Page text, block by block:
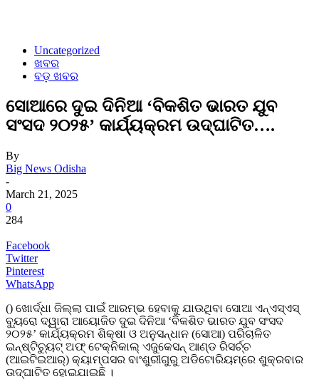
Uncategorized
ଖବର
ବଡ଼ ଖବର
ସୋଆରେ ଦୁଇ ଦିନିଆ ‘ବିକଶିତ ଭାରତ ଯୁବ
ସଂସଦ ୨୦୨୫’ କାର୍ଯ୍ୟକ୍ରମ ଉଦ୍‌ଘାଟିତ….
By
Big News Odisha
-
March 21, 2025
0
284
Facebook
Twitter
Pinterest
WhatsApp
() ଖୋର୍ଦ୍ଧା ଜିଲ୍ଲା ପାଇଁ ଆରମ୍ଭ ହେବାକୁ ଯାଉଥିବା ସୋଆ ଏନ୍‌ଏସ୍‌ଏସ୍
ବ୍ୟୁରୋ ଦ୍ୱାରା ଆୟୋଜିତ ଦୁଇ ଦିନିଆ ‘ବିକଶିତ ଭାରତ ଯୁବ ସଂସଦ
୨୦୨୫’ କାର୍ଯ୍ୟକ୍ରମ ଶିକ୍ଷା ଓ ଅନୁସନ୍ଧାନ (ସୋଆ) ପରିଚାଳିତ
ଇନ୍‌ଷ୍ଟିଚ୍ୟୁଟ୍ ଅଫ୍ ଟେକ୍ନିକାଲ୍ ଏଜୁକେସନ୍ ଆଣ୍ଡ ରିସର୍ଚ୍ଚ
(ଆଇଟିଇଆର୍‌) କ୍ୟାମ୍ପସର ବାଂଶୁରୀଗୁରୁ ଅଡିଟୋରିୟମ୍‌ରେ ଶୁକ୍ରବାର
ଉଦ୍‌ଘାଟିତ ହୋଇଯାଇଛି ।